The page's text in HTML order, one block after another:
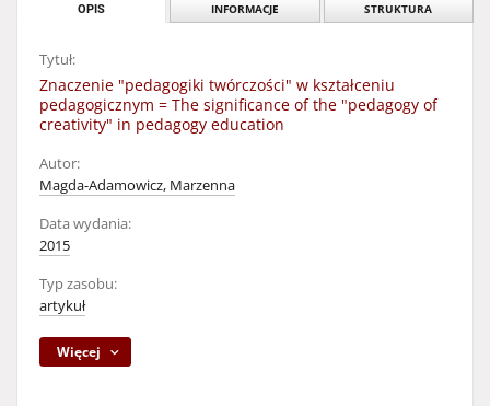
OPIS INFORMACJE STRUKTURA
Tytuł:
Znaczenie "pedagogiki twórczości" w kształceniu
pedagogicznym = The significance of the "pedagogy of
creativity" in pedagogy education
Autor:
Magda-Adamowicz, Marzenna
Data wydania:
2015
Typ zasobu:
artykuł
Więcej